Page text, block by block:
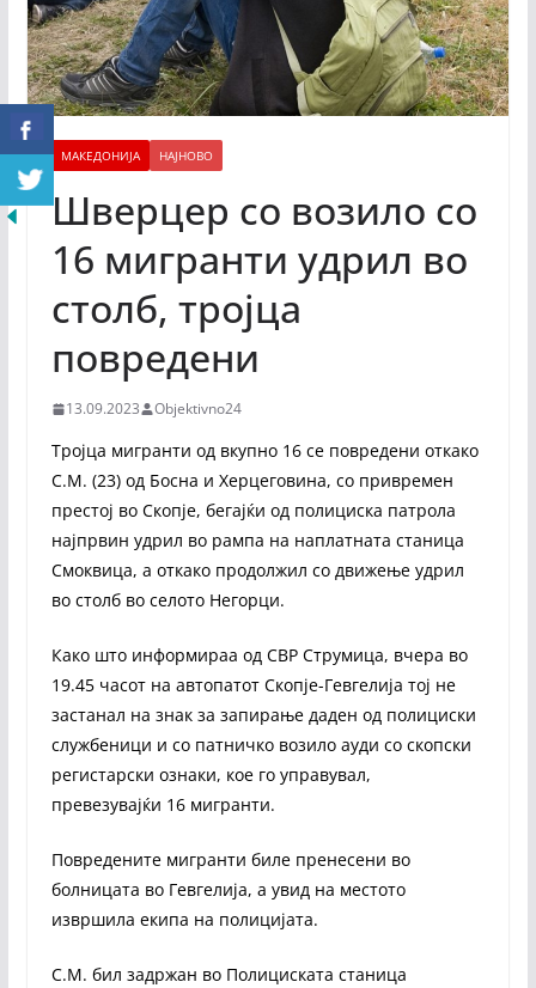
МАКЕДОНИЈА НАЈНОВО
Шверцер со возило со
16 мигранти удрил во
столб, тројца
повредени
13.09.2023 Objektivno24
Тројца мигранти од вкупно 16 се повредени откако
С.М. (23) од Босна и Херцеговина, со привремен
престој во Скопје, бегајќи од полициска патрола
најпрвин удрил во рампа на наплатната станица
Смоквица, а откако продолжил со движење удрил
во столб во селото Негорци.
Како што информираа од СВР Струмица, вчера во
19.45 часот на автопатот Скопје-Гевгелија тој не
застанал на знак за запирање даден од полициски
службеници и со патничко возило ауди со скопски
регистарски ознаки, кое го управувал,
превезувајќи 16 мигранти.
Повредените мигранти биле пренесени во
болницата во Гевгелија, а увид на местото
извршила екипа на полицијата.
С.М. бил задржан во Полициската станица